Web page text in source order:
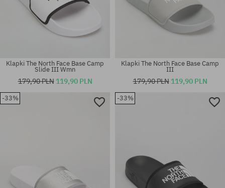
Dostępne rozmiary:
Dostępne rozmiary:
Klapki The North Face Base Camp
Slide III Wmn
179,90 PLN 119,90 PLN
Klapki The North Face Base Camp
III
179,90 PLN 119,90 PLN
-33% -33%